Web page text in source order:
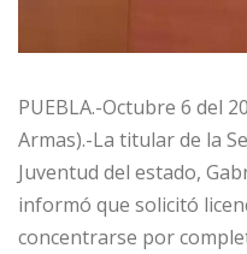
PUEBLA.-Octubre 6 del
Armas).-La titular de la
Juventud del estado,
informó que solicitó
concentrarse por